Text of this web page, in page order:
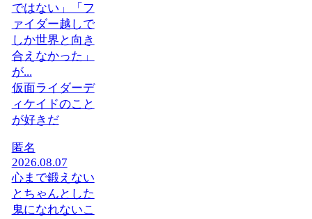
ではない」「フ
ァイダー越しで
しか世界と向き
合えなかった」
が...
仮面ライダーデ
ィケイドのこと
が好きだ
匿名
2026.08.07
心まで鍛えない
とちゃんとした
鬼になれないこ